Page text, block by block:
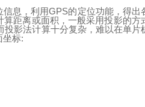
信息，利用GPS的定位功能，得出
算距离或面积，一般采用投影的方
影法计算十分复杂，难以在单片
坐标: